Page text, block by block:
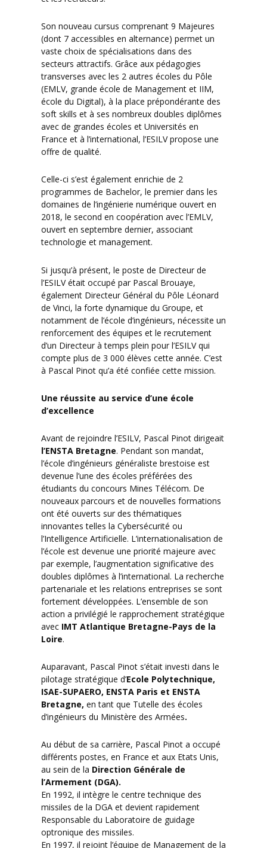
Son nouveau cursus comprenant 9 Majeures
(dont 7 accessibles en alternance) permet un
vaste choix de spécialisations dans des
secteurs attractifs. Grâce aux pédagogies
transverses avec les 2 autres écoles du Pôle
(EMLV, grande école de Management et IIM,
école du Digital), à la place prépondérante des
soft skills et à ses nombreux doubles diplômes
avec de grandes écoles et Universités en
France et à l’international, l’ESILV propose une
offre de qualité.
Celle-ci s’est également enrichie de 2
programmes de Bachelor, le premier dans les
domaines de l’ingénierie numérique ouvert en
2018, le second en coopération avec l’EMLV,
ouvert en septembre dernier, associant
technologie et management.
Si jusqu’à présent, le poste de Directeur de
l’ESILV était occupé par Pascal Brouaye,
également Directeur Général du Pôle Léonard
de Vinci, la forte dynamique du Groupe, et
notamment de l’école d’ingénieurs, nécessite un
renforcement des équipes et le recrutement
d’un Directeur à temps plein pour l’ESILV qui
compte plus de 3 000 élèves cette année. C’est
à Pascal Pinot qu’a été confiée cette mission.
Une réussite au service d’une école
d’excellence
Avant de rejoindre l’ESILV, Pascal Pinot dirigeait
l’ENSTA Bretagne. Pendant son mandat,
l’école d’ingénieurs généraliste brestoise est
devenue l’une des écoles préférées des
étudiants du concours Mines Télécom. De
nouveaux parcours et de nouvelles formations
ont été ouverts sur des thématiques
innovantes telles la Cybersécurité ou
l’Intelligence Artificielle. L’internationalisation de
l’école est devenue une priorité majeure avec
par exemple, l’augmentation significative des
doubles diplômes à l’international. La recherche
partenariale et les relations entreprises se sont
fortement développées. L’ensemble de son
action a privilégié le rapprochement stratégique
avec IMT Atlantique Bretagne-Pays de la
Loire.
Auparavant, Pascal Pinot s’était investi dans le
pilotage stratégique d’Ecole Polytechnique,
ISAE-SUPAERO, ENSTA Paris et ENSTA
Bretagne, en tant que Tutelle des écoles
d’ingénieurs du Ministère des Armées.
Au début de sa carrière, Pascal Pinot a occupé
différents postes, en France et aux Etats Unis,
au sein de la Direction Générale de
l’Armement (DGA).
En 1992, il intègre le centre technique des
missiles de la DGA et devient rapidement
Responsable du Laboratoire de guidage
optronique des missiles.
En 1997, il rejoint l’équipe de Management de la